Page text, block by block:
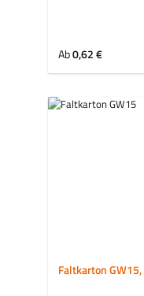
Regulärer Preis:
Ab0,62 €
Faltkarton